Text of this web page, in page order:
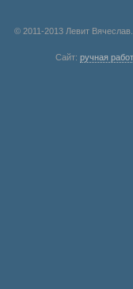
© 2011-2013 Левит
Сайт: ручная